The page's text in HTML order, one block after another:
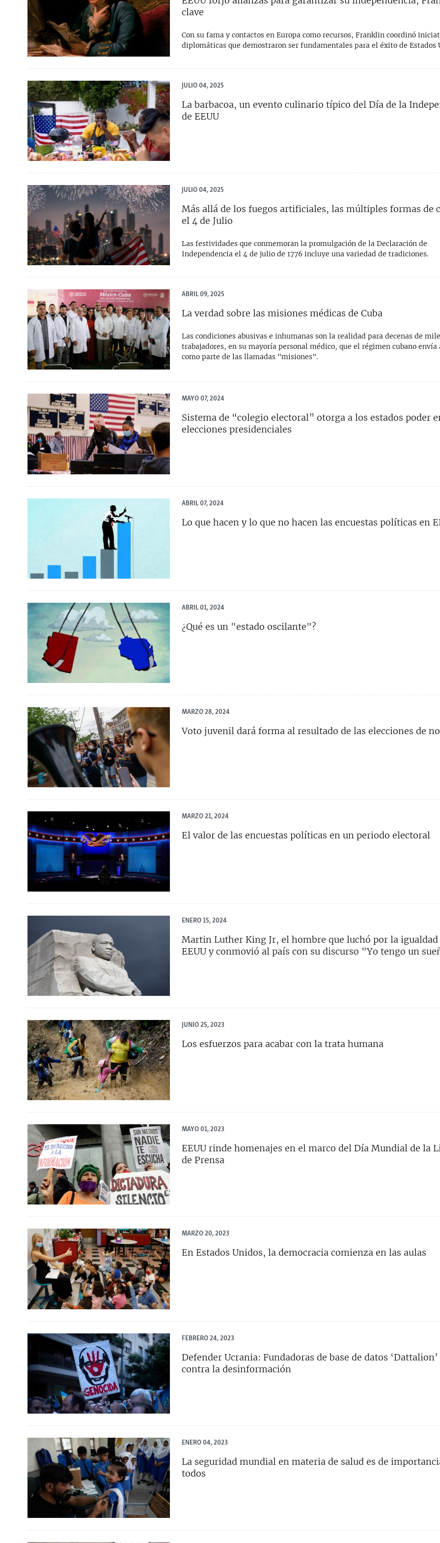
ESPECIALES
ESPECIALES
LA REALIDAD DE LA VIVIENDA EN
SER VIEJO EN CUBA
KENTU-CUBANO
LOS SANTOS DE HIALEAH
DESINFORMACIÓN RUSA EN
AMÉRICA LATINA
LA INVASIÓN DE RUSIA A UCRANIA
MULTIMEDIA
EDITORIALES
clave
Con su fama y contactos en Europa como recursos, Franklin coordinó
diplomáticas que demostraron ser fundamentales para el éxito de Estados
JULIO 04, 2025
La barbacoa, un evento culinario típico del Día de la
de EEUU
JULIO 04, 2025
Más allá de los fuegos artificiales, las múltiples formas de
el 4 de Julio
Las festividades que conmemoran la promulgación de la Declaración de
Independencia el 4 de julio de 1776 incluye una variedad de tradiciones.
ABRIL 09, 2025
La verdad sobre las misiones médicas de Cuba
Las condiciones abusivas e inhumanas son la realidad para decenas de
trabajadores, en su mayoría personal médico, que el régimen cubano
como parte de las llamadas "misiones".
MAYO 07, 2024
Sistema de “colegio electoral” otorga a los estados poder
elecciones presidenciales
ABRIL 07, 2024
Lo que hacen y lo que no hacen las encuestas políticas en
ABRIL 01, 2024
¿Qué es un "estado oscilante"?
MARZO 28, 2024
Voto juvenil dará forma al resultado de las elecciones de
MARZO 21, 2024
El valor de las encuestas políticas en un periodo electoral
ENERO 15, 2024
Martin Luther King Jr, el hombre que luchó por la igualdad
EEUU y conmovió al país con su discurso "Yo tengo un
JUNIO 25, 2023
Los esfuerzos para acabar con la trata humana
MAYO 01, 2023
EEUU rinde homenajes en el marco del Día Mundial de la
de Prensa
MARZO 20, 2023
En Estados Unidos, la democracia comienza en las aulas
FEBRERO 24, 2023
Defender Ucrania: Fundadoras de base de datos
contra la desinformación
ENERO 04, 2023
La seguridad mundial en materia de salud es de
todos